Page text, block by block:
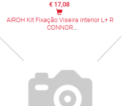
€ 17,08
AIROH Kit Fixação Viseira interior L+ R
CONNOR